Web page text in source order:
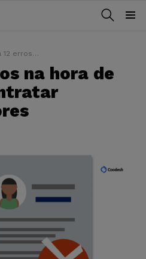
e contratar desenvolvedores
na hora de